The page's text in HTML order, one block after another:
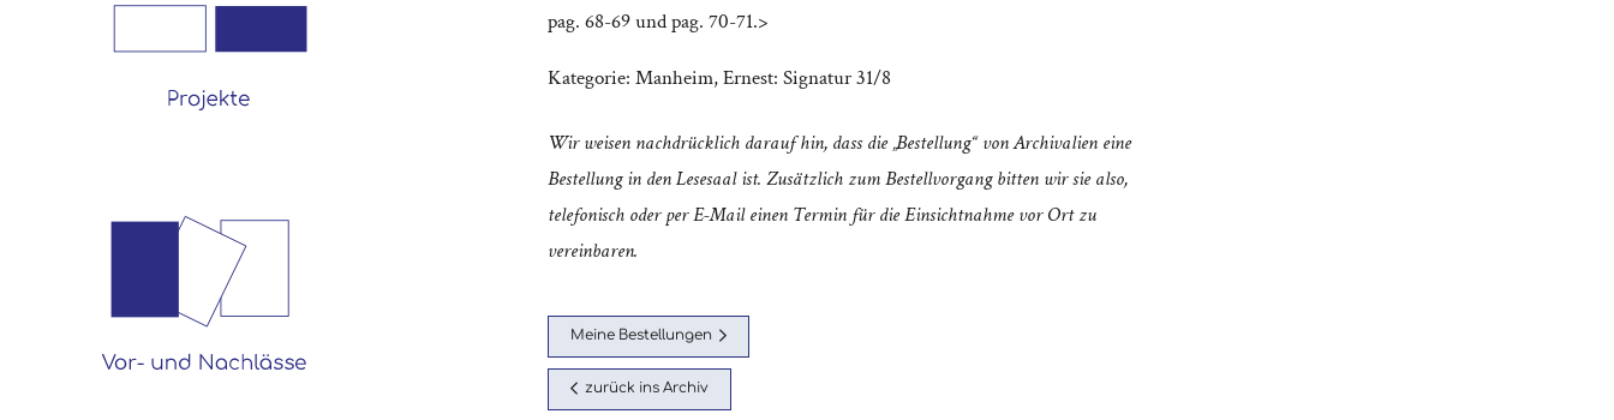
pag. 68-69 und pag. 70-71.>
Kategorie: Manheim, Ernest: Signatur 31/8
Wir weisen nachdrücklich darauf hin, dass die „Bestellung“ von Archivalien eine
Bestellung in den Lesesaal ist. Zusätzlich zum Bestellvorgang bitten wir sie also,
telefonisch oder per E-Mail einen Termin für die Einsichtnahme vor Ort zu
vereinbaren.
Meine Bestellungen
zurück ins Archiv